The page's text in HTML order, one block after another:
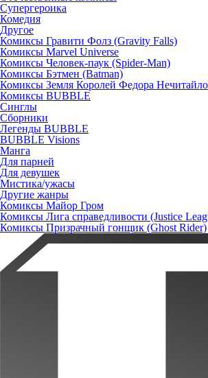
Супергероика
Комедия
Другое
Комиксы Гравити Фолз (Gravity Falls)
Комиксы Marvel Universe
Комиксы Человек-паук (Spider-Man)
Комиксы Бэтмен (Batman)
Комиксы Земля Королей Федора Нечитайло
Комиксы BUBBLE
Синглы
Сборники
Легенды BUBBLE
BUBBLE Visions
Манга
Для парней
Для девушек
Мистика/ужасы
Другие жанры
Комиксы Майор Гром
Комиксы Лига справедливости (Justice
Комиксы Призрачный гонщик (Ghost Rider)